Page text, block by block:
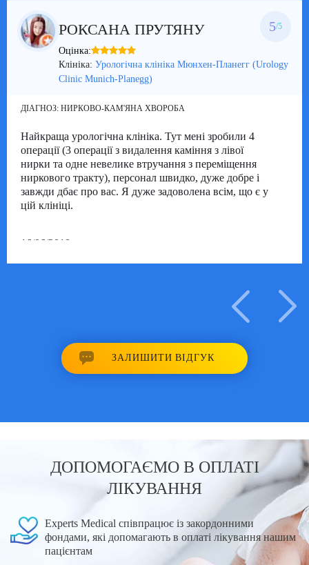
РОКСАНА ПРУТЯНУ 5/5
Оцінка:
Клініка: Урологічна клініка Мюнхен-Планегг (Urology
Clinic Munich-Planegg)
ДІАГНОЗ: НИРКОВО-КАМ'ЯНА ХВОРОБА
Найкраща урологічна клініка. Тут мені зробили 4
операції (3 операції з видалення каміння з лівої
нирки та одне невелике втручання з переміщення
ниркового тракту), персонал швидко, дуже добре і
завжди дбає про вас. Я дуже задоволена всім, що є у
цій клініці.
16/06/2018
ЗАЛИШИТИ ВІДГУК
ДОПОМОГАЄМО В ОПЛАТІ
ЛІКУВАННЯ
Experts Medical співпрацює із закордонними
фондами, які допомагають в оплаті лікування нашим
пацієнтам